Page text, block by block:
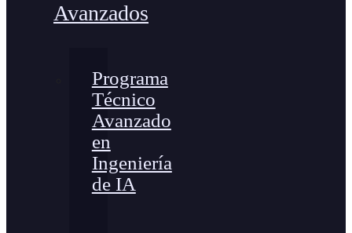
Avanzados
Programa
Técnico
Avanzado
en
Ingeniería
de IA